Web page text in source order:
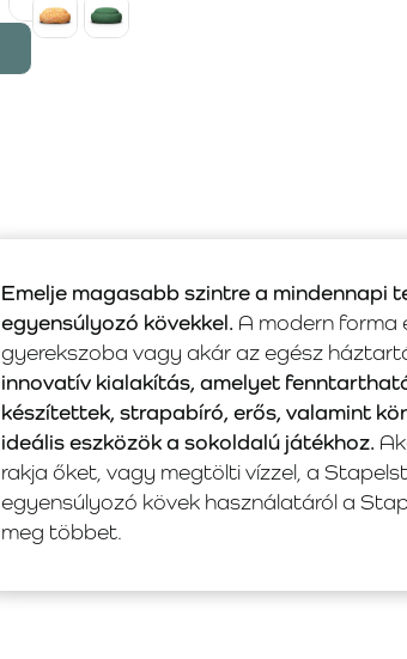
Emelje magasabb szintre a mindennapi
egyensúlyozó kövekkel. A modern forma
gyerekszoba vagy akár az egész
innovatív kialakítás, amelyet
készítettek, strapabíró, erős, valamint
ideális eszközök a sokoldalú játékhoz.
rakja őket, vagy megtölti vízzel, a
egyensúlyozó kövek használatáról a
meg többet.